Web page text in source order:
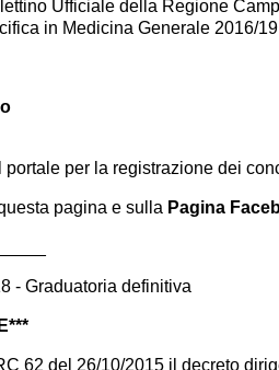
Ufficiale della Regione
in Medicina Generale 2016/
per la registrazione dei
pagina e sulla Pagina
- Graduatoria definitiva
62 del 26/10/2015 il decreto